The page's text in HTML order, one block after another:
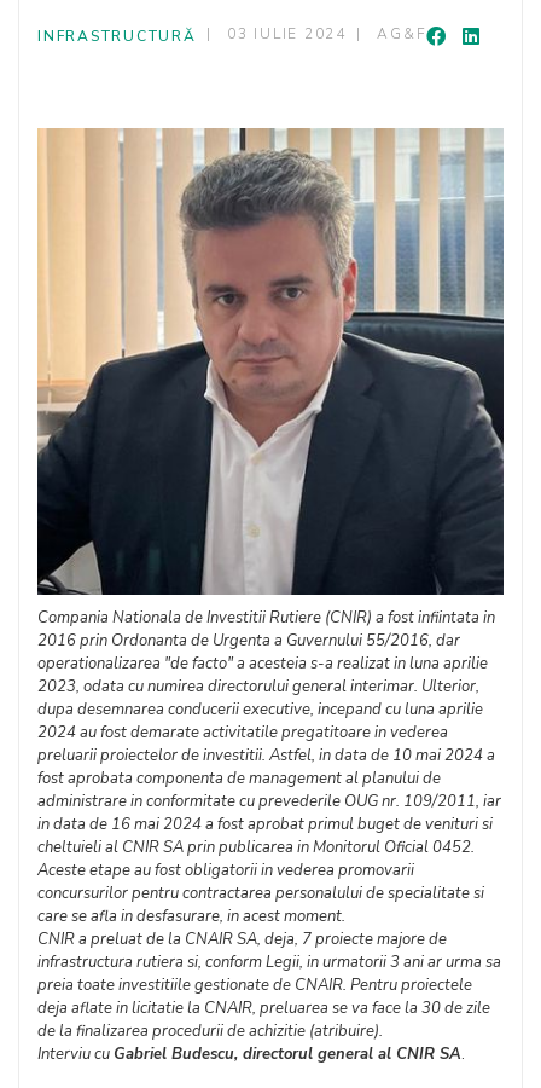
INFRASTRUCTURĂ 03 IULIE 2024 AG&F
Compania Nationala de Investitii Rutiere (CNIR) a fost infiintata in
2016 prin Ordonanta de Urgenta a Guvernului 55/2016, dar
operationalizarea "de facto" a acesteia s-a realizat in luna aprilie
2023, odata cu numirea directorului general interimar. Ulterior,
dupa desemnarea conducerii executive, incepand cu luna aprilie
2024 au fost demarate activitatile pregatitoare in vederea
preluarii proiectelor de investitii. Astfel, in data de 10 mai 2024 a
fost aprobata componenta de management al planului de
administrare in conformitate cu prevederile OUG nr. 109/2011, iar
in data de 16 mai 2024 a fost aprobat primul buget de venituri si
cheltuieli al CNIR SA prin publicarea in Monitorul Oficial 0452.
Aceste etape au fost obligatorii in vederea promovarii
concursurilor pentru contractarea personalului de specialitate si
care se afla in desfasurare, in acest moment.
CNIR a preluat de la CNAIR SA, deja, 7 proiecte majore de
infrastructura rutiera si, conform Legii, in urmatorii 3 ani ar urma sa
preia toate investitiile gestionate de CNAIR. Pentru proiectele
deja aflate in licitatie la CNAIR, preluarea se va face la 30 de zile
de la finalizarea procedurii de achizitie (atribuire).
Interviu cu Gabriel Budescu, directorul general al CNIR SA.